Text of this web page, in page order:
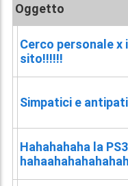
Oggetto
Cerco personale x
sito!!!!!!
Simpatici e
Hahahahaha la PS3